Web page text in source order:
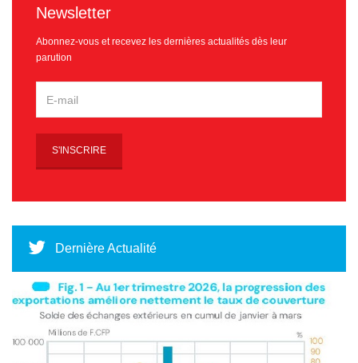
Newsletter
Abonnez-vous et recevez les dernières actualités dès leur
parution
Dernière Actualité